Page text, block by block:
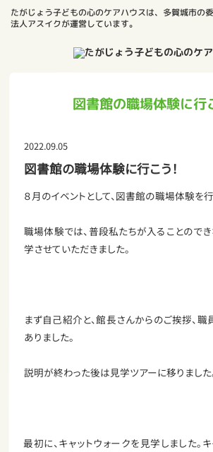
たがじょう子どもの心のケアハウスは、多賀城市の
法人アスイクが運営しています。
図書館の職場体験に行
2022.09.05
図書館の職場体験に行こう！
８月のイベントとして、図書館の職場体験を行
職場体験では、普段私たちが入ることので
学させていただきました。
まず自己紹介と、館長さんからのご挨拶、
ありました。
説明が終わった後は見学ツアーに移りました
最初に、キャットウォークを見学しました。